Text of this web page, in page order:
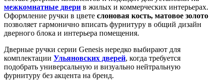
межкомнатные двери в жилых и коммерческих интерьерах.
Оформление ручки в цвете слоновая кость, матовое золото
позволяет гармонично вписать фурнитуру в общий дизайн
дверного блока и интерьера помещения.
Дверные ручки серии Genesis нередко выбирают для
комплектации Ульяновских дверей, когда требуется
подобрать универсальную и визуально нейтральную
фурнитуру без акцента на бренд.